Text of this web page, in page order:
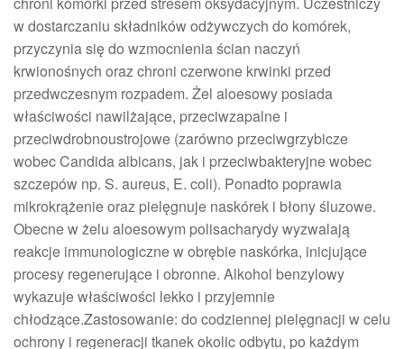
w dostarczaniu składników odżywczych do komórek,
przyczynia się do wzmocnienia ścian naczyń
krwionośnych oraz chroni czerwone krwinki przed
przedwczesnym rozpadem. Żel aloesowy posiada
właściwości nawilżające, przeciwzapalne i
przeciwdrobnoustrojowe (zarówno przeciwgrzybicze
wobec Candida albicans, jak i przeciwbakteryjne wobec
szczepów np. S. aureus, E. coli). Ponadto poprawia
mikrokrążenie oraz pielęgnuje naskórek i błony śluzowe.
Obecne w żelu aloesowym polisacharydy wyzwalają
reakcje immunologiczne w obrębie naskórka, inicjujące
procesy regenerujące i obronne. Alkohol benzylowy
wykazuje właściwości lekko i przyjemnie
chłodzące.Zastosowanie: do codziennej pielęgnacji w celu
ochrony i regeneracji tkanek okolic odbytu, po każdym